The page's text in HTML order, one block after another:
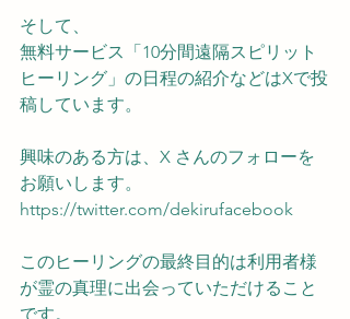
そして、
無料サービス「10分間遠隔スピリット
ヒーリング」の日程の紹介などはXで投
稿しています。
興味のある方は、X さんのフォローを
お願いします。
https://twitter.com/dekirufacebook
このヒーリングの最終目的は利用者様
が霊の真理に出会っていただけること
です。